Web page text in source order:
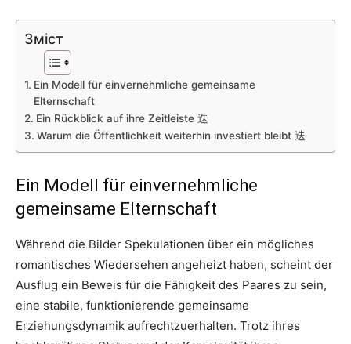
Зміст
Ein Modell für einvernehmliche gemeinsame
Elternschaft
Ein Rückblick auf ihre Zeitleiste 迭
Warum die Öffentlichkeit weiterhin investiert bleibt 迭
Ein Modell für einvernehmliche
gemeinsame Elternschaft
Während die Bilder Spekulationen über ein mögliches
romantisches Wiedersehen angeheizt haben, scheint der
Ausflug ein Beweis für die Fähigkeit des Paares zu sein,
eine stabile, funktionierende gemeinsame
Erziehungsdynamik aufrechtzuerhalten. Trotz ihres